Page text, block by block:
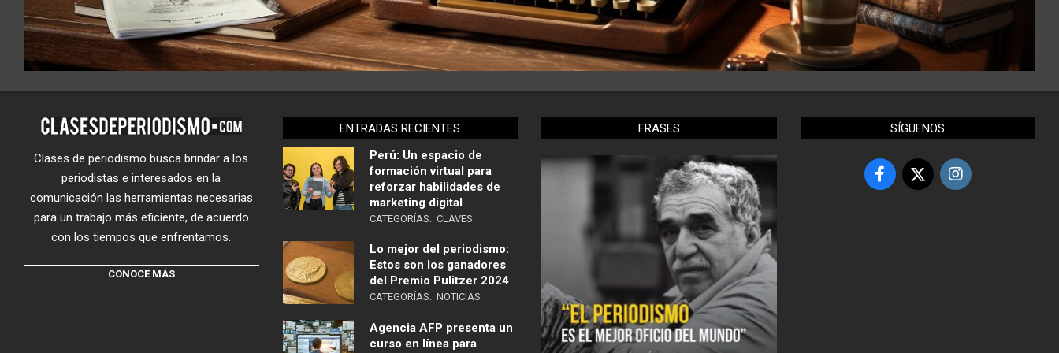
Clases de periodismo busca brindar a los
periodistas e interesados en la
comunicación las herramientas necesarias
para un trabajo más eficiente, de acuerdo
con los tiempos que enfrentamos.
CONOCE MÁS
ENTRADAS RECIENTES
Perú: Un espacio de
formación virtual para
reforzar habilidades de
marketing digital
CATEGORÍAS: CLAVES
Lo mejor del periodismo:
Estos son los ganadores
del Premio Pulitzer 2024
CATEGORÍAS: NOTICIAS
Agencia AFP presenta un
curso en línea para
FRASES SÍGUENOS